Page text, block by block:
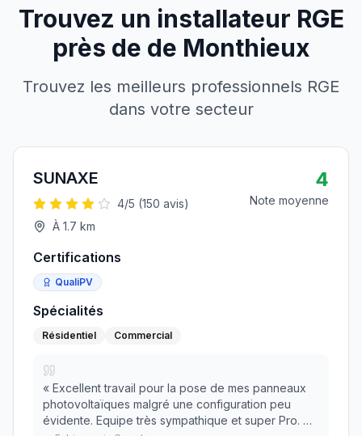
Trouvez un installateur RGE
près de de Monthieux
Trouvez les meilleurs professionnels RGE
dans votre secteur
SUNAXE
4/5 (150 avis)
À 1.7 km
4
Note moyenne
Certifications
QualiPV
Spécialités
Résidentiel Commercial
« Excellent travail pour la pose de mes panneaux
photovoltaïques malgré une configuration peu
évidente. Equipe très sympathique et super Pro. Mr